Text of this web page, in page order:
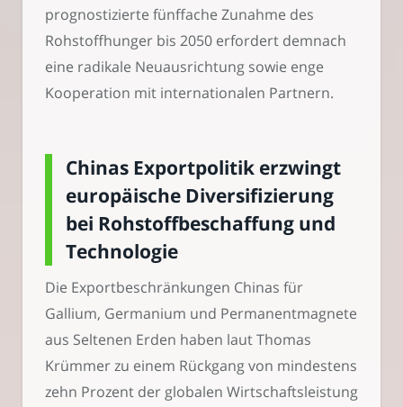
prognostizierte fünffache Zunahme des
Rohstoffhunger bis 2050 erfordert demnach
eine radikale Neuausrichtung sowie enge
Kooperation mit internationalen Partnern.
Chinas Exportpolitik erzwingt
europäische Diversifizierung
bei Rohstoffbeschaffung und
Technologie
Die Exportbeschränkungen Chinas für
Gallium, Germanium und Permanentmagnete
aus Seltenen Erden haben laut Thomas
Krümmer zu einem Rückgang von mindestens
zehn Prozent der globalen Wirtschaftsleistung